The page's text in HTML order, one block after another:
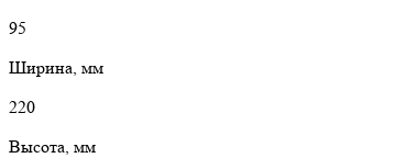
95
Ширина, мм
220
Высота, мм